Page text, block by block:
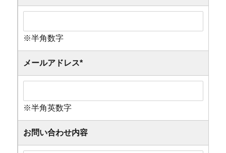
※半角数字
メールアドレス*
※半角英数字
お問い合わせ内容